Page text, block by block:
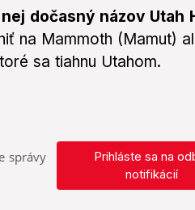
dočasný názov Utah
na Mammoth (Mamut)
sa tiahnu Utahom.
správy
Prihláste sa na
notifikácií